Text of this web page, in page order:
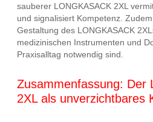
sauberer LONGKASACK 2XL
und signalisiert Kompetenz.
Gestaltung des LONGKASACK
medizinischen Instrumenten und
Praxisalltag notwendig sind.
Zusammenfassung: Der
2XL als unverzichtbares